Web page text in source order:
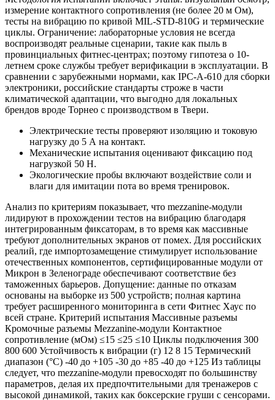
измерение контактного сопротивления (не более 20 м Ом),
тесты на вибрацию по кривой MIL-STD-810G и термические
циклы. Ограничение: лабораторные условия не всегда
воспроизводят реальные сценарии, такие как пыль в
провинциальных фитнес-центрах; поэтому гипотеза о 10-
летнем сроке службы требует верификации в эксплуатации. В
сравнении с зарубежными нормами, как IPC-A-610 для сборки
электроники, российские стандарты строже в части
климатической адаптации, что выгодно для локальных
брендов вроде Торнео с производством в Твери.
Электрические тесты проверяют изоляцию и токовую
нагрузку до 5 А на контакт.
Механические испытания оценивают фиксацию под
нагрузкой 50 Н.
Экологические пробы включают воздействие соли и
влаги для имитации пота во время тренировок.
Анализ по критериям показывает, что mezzanine-модули
лидируют в прохождении тестов на вибрацию благодаря
интегрированным фиксаторам, в то время как массивные
требуют дополнительных экранов от помех. Для российских
реалий, где импортозамещение стимулирует использование
отечественных компонентов, сертифицированные модули от
Микрон в Зеленограде обеспечивают соответствие без
таможенных барьеров. Допущение: данные по отказам
основаны на выборке из 500 устройств; полная картина
требует расширенного мониторинга в сети Фитнес Хаус по
всей стране. Критерий испытания Массивные разъемы
Кромочные разъемы Mezzanine-модули Контактное
сопротивление (мОм) ≤15 ≤25 ≤10 Циклы подключения 300
800 600 Устойчивость к вибрации (г) 12 8 15 Термический
диапазон (°C) -40 до +105 -30 до +85 -40 до +125 Из таблицы
следует, что mezzanine-модули превосходят по большинству
параметров, делая их предпочтительными для тренажеров с
высокой динамикой, таких как боксерские груши с сенсорами.